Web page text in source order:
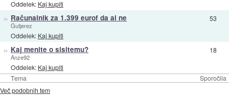
Tema Sporočila
Oddelek: Kaj kupiti
» Računalnik za 1.399 eurof da al ne
Gutjerez
Oddelek: Kaj kupiti
53
» Kaj menite o sisitemu?
Anze92
Oddelek: Kaj kupiti
18
Več podobnih tem